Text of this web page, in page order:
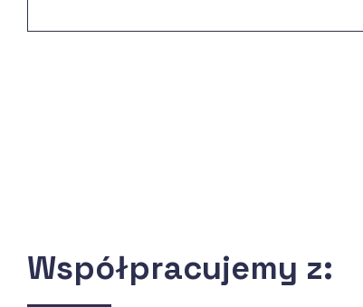
poprzez poprawę stanu technicznego linii
Współpracujemy z: